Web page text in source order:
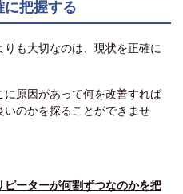
把握する
も大切なのは、現状を正確に
原因があって何を改善すれば
のかを探ることができませ
ーターが何割ずつなのかを把